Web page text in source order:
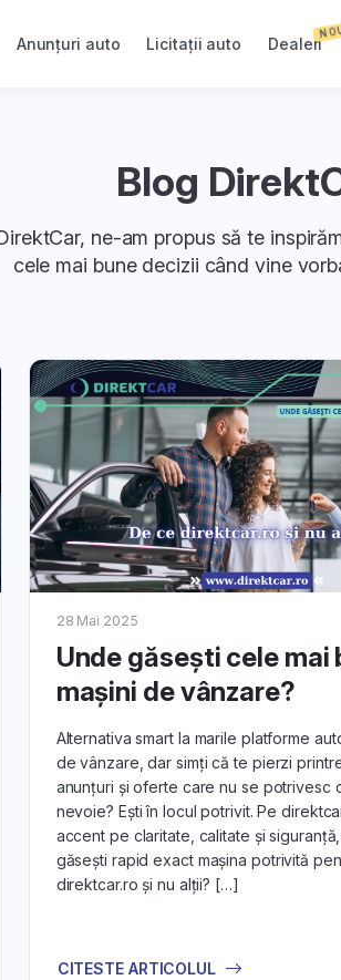
Anunțuri auto Licitații auto Dealeri
Blog
ne-am propus să te
cele mai bune decizii când vine
28 Mai 2025
Unde găsești cele mai
mașini de vânzare?
Alternativa smart la marile platforme
de vânzare, dar simți că te pierzi
anunțuri și oferte care nu se potrivesc
nevoie? Ești în locul potrivit. Pe
accent pe claritate, calitate și
găsești rapid exact mașina potrivită
direktcar.ro și nu alții? […]
CITESTE ARTICOLUL